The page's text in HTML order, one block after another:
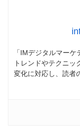
「IMデジタルマー
トレンドやテクニ
変化に対応し、読者